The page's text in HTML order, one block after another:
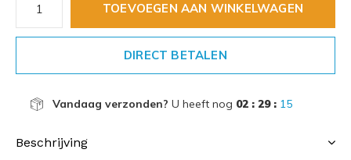
TOEVOEGEN AAN WINKELWAGEN
DIRECT BETALEN
Vandaag verzonden? U heeft nog 02 : 29 : 14
Beschrijving